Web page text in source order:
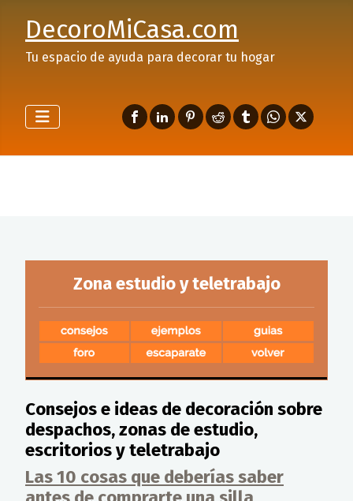
DecoroMiCasa.com
Tu espacio de ayuda para decorar tu hogar
Zona estudio y teletrabajo
Consejos e ideas de decoración sobre
despachos, zonas de estudio,
escritorios y teletrabajo
Las 10 cosas que deberías saber